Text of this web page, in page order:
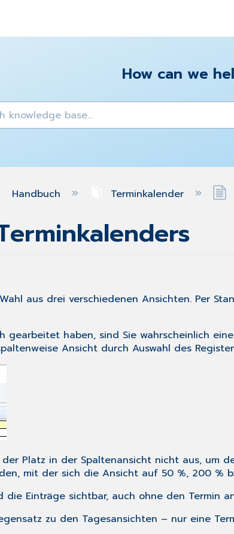
How can we
hierarchy
Handbuch Terminkalender
aus drei verschiedenen Ansichten. Per
gearbeitet haben, sind Sie wahrscheinlich
Ansicht durch Auswahl des
Platz in der Spaltenansicht nicht aus, um
mit der sich die Ansicht auf 50 %, 200 %
Einträge sichtbar, auch ohne den Termin
zu den Tagesansichten – nur eine